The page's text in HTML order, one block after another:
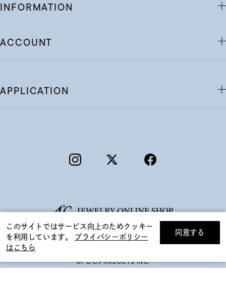
絞り込んで検索する
INFORMATION
ACCOUNT
APPLICATION
©F.D.C.PRODUCTS INC.
このサイトではサービス向上のためクッキー
を利用しています。
プライバシーポリシー
はこちら
同意する